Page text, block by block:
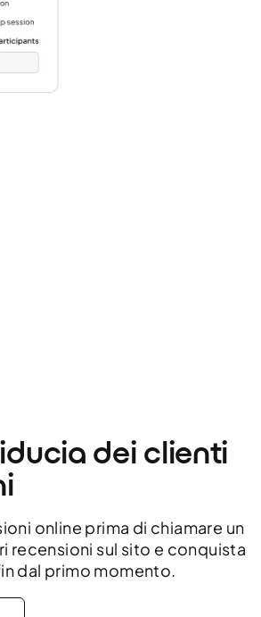
dei clienti
online prima di chiamare un
recensioni sul sito e conquista
dal primo momento.